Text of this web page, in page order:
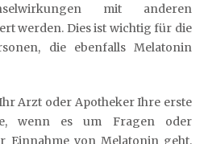
mit anderen
werden. Dies ist wichtig für die
die ebenfalls Melatonin
Arzt oder Apotheker Ihre erste
wenn es um Fragen oder
Einnahme von Melatonin geht.